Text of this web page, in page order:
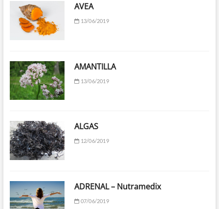
AVEA
13/06/2019
AMANTILLA
13/06/2019
ALGAS
12/06/2019
ADRENAL – Nutramedix
07/06/2019